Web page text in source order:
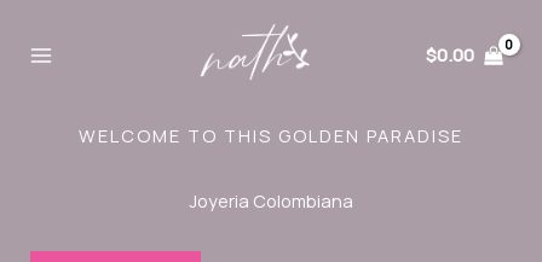
$0.00
WELCOME TO THIS GOLDEN PARADISE
Joyeria Colombiana